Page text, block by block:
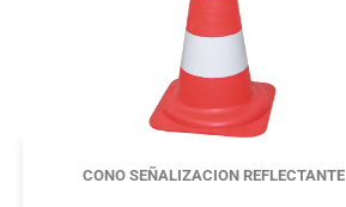
CONO SEÑALIZACION REFLECTANTE